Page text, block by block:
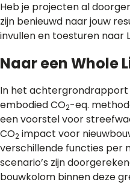
Heb je projecten al
zijn benieuwd naar jouw
invullen en toesturen naar
Naar een Whole
In het achtergrondrapport
embodied CO2-eq.
een voorstel voor
CO2 impact voor
verschillende functies per
scenario’s zijn
bouwkolom binnen deze